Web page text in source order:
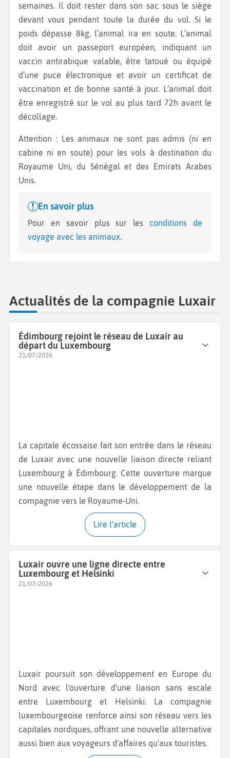
semaines. Il doit rester dans son sac sous le siège
devant vous pendant toute la durée du vol. Si le
poids dépasse 8kg, l’animal ira en soute. L’animal
doit avoir un passeport européen, indiquant un
vaccin antirabique valable, être tatoué ou équipé
d’une puce électronique et avoir un certificat de
vaccination et de bonne santé à jour. L’animal doit
être enregistré sur le vol au plus tard 72h avant le
décollage.
Attention : Les animaux ne sont pas admis (ni en
cabine ni en soute) pour les vols à destination du
Royaume Uni, du Sénégal et des Emirats Arabes
Unis.
En savoir plus
Pour en savoir plus sur les conditions de
voyage avec les animaux.
Actualités de la compagnie Luxair
Édimbourg rejoint le réseau de Luxair au
départ du Luxembourg
21/07/2026
La capitale écossaise fait son entrée dans le réseau
de Luxair avec une nouvelle liaison directe reliant
Luxembourg à Édimbourg. Cette ouverture marque
une nouvelle étape dans le développement de la
compagnie vers le Royaume-Uni.
Lire l'article
Luxair ouvre une ligne directe entre
Luxembourg et Helsinki
21/07/2026
Luxair poursuit son développement en Europe du
Nord avec l'ouverture d'une liaison sans escale
entre Luxembourg et Helsinki. La compagnie
luxembourgeoise renforce ainsi son réseau vers les
capitales nordiques, offrant une nouvelle alternative
aussi bien aux voyageurs d'affaires qu'aux touristes.